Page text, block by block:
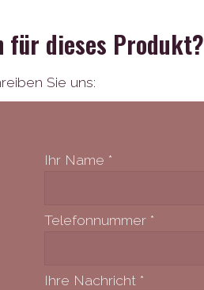
für dieses Produkt?
Sie uns:
Ihr Name *
Telefonnummer *
Ihre Nachricht *